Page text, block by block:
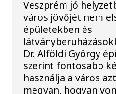
Veszprém jó
város jövőjét nem
épületekben és
Dr. Alföldi György
szerint fontosabb
használja a város
megvan, hogyan